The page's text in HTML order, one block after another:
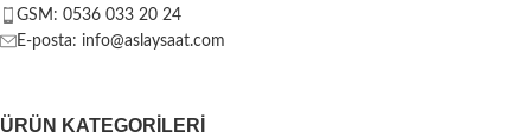
GSM: 0536 033 20 24
E-posta: info@aslaysaat.com
ÜRÜN KATEGORILERI